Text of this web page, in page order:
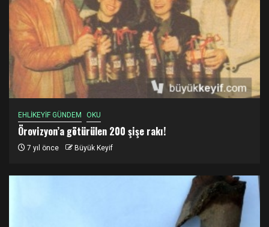
EHLİKEYİF GÜNDEM OKU
Örovizyon’a götürülen 200 şişe rakı!
7 yıl önce Büyük Keyif